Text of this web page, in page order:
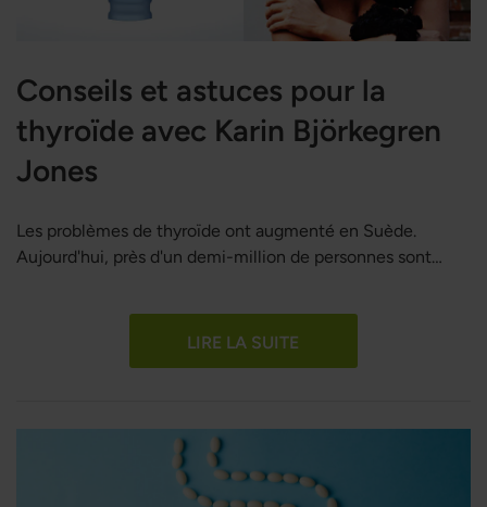
Conseils et astuces pour la
thyroïde avec Karin Björkegren
Jones
Les problèmes de thyroïde ont augmenté en Suède.
Aujourd'hui, près d'un demi-million de personnes sont
Wahlberg au sujet de la thyroïde. Plusieurs conseils
concrets et recommandations nutritionnelles pour la
LIRE LA SUITE